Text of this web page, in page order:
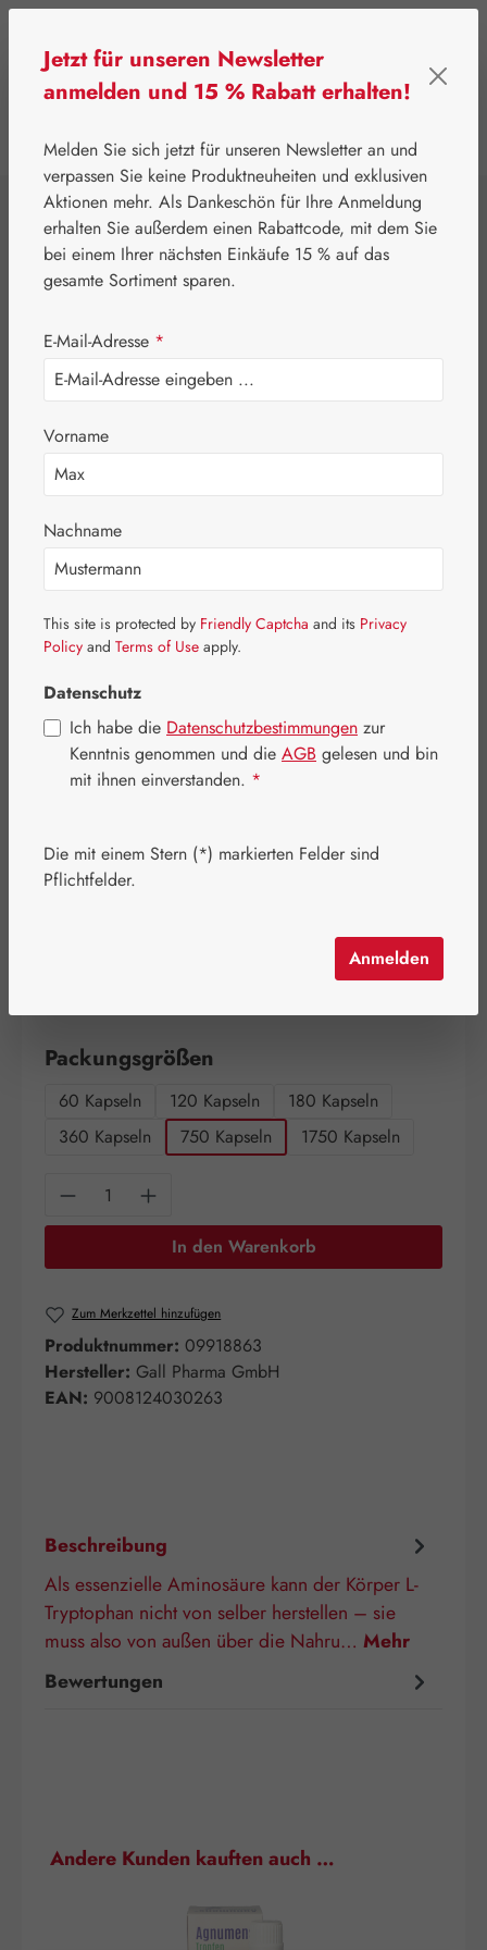
⌂ Gall Pharma Aminosäuren
L-Tryptophan 250
mg GPH Kapseln
Bildergalerie überspringen
Regulärer Preis:
219,00 €
Inhalt:219 Kilogramm
Schnell zuschlagen! Es sind nur noch wenige Artikel
Packungsgrößen
60 Kapseln 120 Kapseln
180 Kapseln
360 Kapseln
750 Kapseln 1750 Kapseln
Produkt Anzahl: Gib den gewünschten
In den Warenkorb
Zum Merkzettel hinzufügen
Produktnummer: 09918863
Hersteller: Gall Pharma GmbH
EAN: 9008124030263
Beschreibung
Als essenzielle Aminosäure kann der Körper L-
Tryptophan nicht von selber herstellen – sie
muss also von außen über die Nahru… Mehr
Bewertungen
Produktgalerie überspringen
Andere Kunden kauften auch …
Jetzt für unseren Newsletter
anmelden und 15 % Rabatt erhalten!
Melden Sie sich jetzt für unseren Newsletter an und
verpassen Sie keine Produktneuheiten und exklusiven
Aktionen mehr. Als Dankeschön für Ihre Anmeldung
erhalten Sie außerdem einen Rabattcode, mit dem Sie
bei einem Ihrer nächsten Einkäufe 15 % auf das
gesamte Sortiment sparen.
E-Mail-Adresse *
Vorname
Nachname
This site is protected by Friendly Captcha and its Privacy
Policy and Terms of Use apply.
Datenschutz
Ich habe die Datenschutzbestimmungen zur
Kenntnis genommen und die AGB gelesen und bin
mit ihnen einverstanden. *
Die mit einem Stern (*) markierten Felder sind
Pflichtfelder.
Anmelden